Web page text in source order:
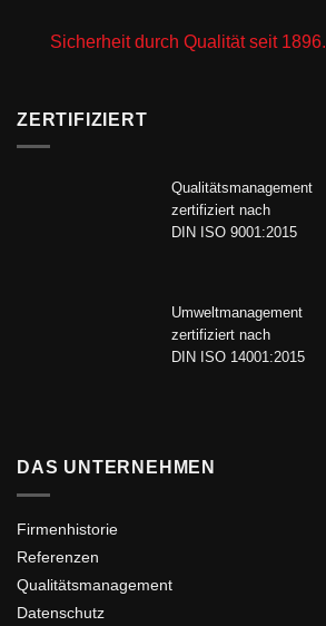
Sicherheit durch Qualität seit 1896.
ZERTIFIZIERT
Qualitätsmanagement
zertifiziert nach
DIN ISO 9001:2015
Umweltmanagement
zertifiziert nach
DIN ISO 14001:2015
DAS UNTERNEHMEN
Firmenhistorie
Referenzen
Qualitätsmanagement
Datenschutz